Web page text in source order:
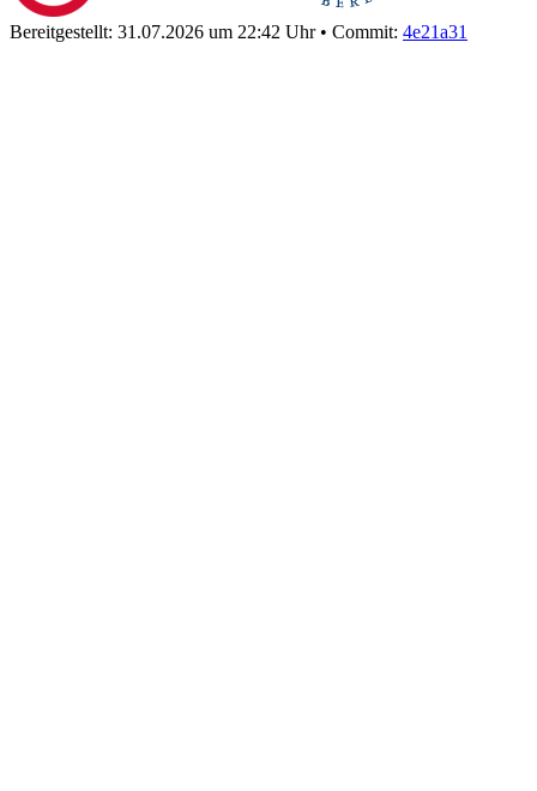
Bereitgestellt: 31.07.2026 um 22:42 Uhr • Commit: 4e21a31